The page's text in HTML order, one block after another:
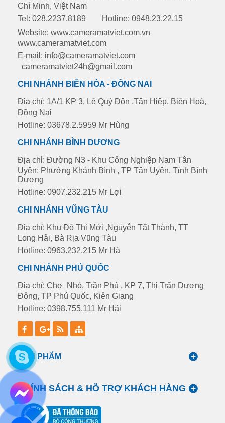
Chí Minh, Việt Nam
Tel: 028.2237.8189
Hotline: 0948.23.22.15
Website: www.cameramatviet.com.vn
www.cameramatviet.com
E-mail: info@cameramatviet.com
cameramatviet24h@gmail.com
CHI NHÁNH BIÊN HÒA - ĐỒNG NAI
Địa chỉ: 1A/1 KP 3, Lê Quý Đôn ,Tân Hiệp, Biên Hoà,
Đồng Nai
Hotline: 03678.2.5959 Mr Hùng
CHI NHÁNH BÌNH DƯƠNG
Địa chỉ: Đường N3 - Khu Công Nghiệp Nam Tân
Uyên: Phường Khánh Bình , TP Tân Uyên, Tỉnh Bình
Dương
Hotline: 0907.232.215 Mr Lợi
CHI NHÁNH VŨNG TÀU
Địa chỉ: Khu Đô Thi Mới ,Nguyễn Tất Thành, TT
Long Hải, Bà Rịa Vũng Tàu
Hotline: 0963.232.215 Mr Hà
CHI NHÁNH PHÚ QUỐC
Địa chỉ: Chợ Nhỏ, Trần Phú , KP 7, Thị Trấn Dương
Đông, TP Phú Quốc, Kiên Giang
Hotline: 0398.755.111 Mr Hải
SẢN PHẨM
CHÍNH SÁCH & HỖ TRỢ KHÁCH HÀNG